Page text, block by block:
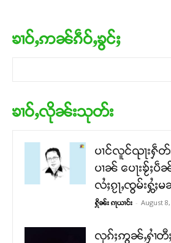
ၶၢဝ်ႇဢၼ်ၵဵဝ်ႇၶွင်ႈ
ၶၢဝ်ႇလိုၼ်းသုတ်း
ပၢင်လူင်ၺႃးႁဵတ်း
ပၢၼ် ​​ပေႃးၶႂ်ႈပဵ
လႆႈၵႂႃႇၸွမ်းႁွႆႈ
ႁိုၼ်း ၵႃယၢင်း - August
လုၵ်ႈဢွၼ်ႇႁၢႆတီ